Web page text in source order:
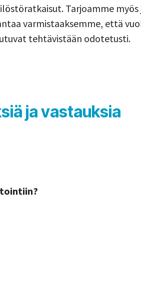
Tarjoamme myös
varmistaaksemme, että
tehtävistään odotetusti.
ja vastauksia